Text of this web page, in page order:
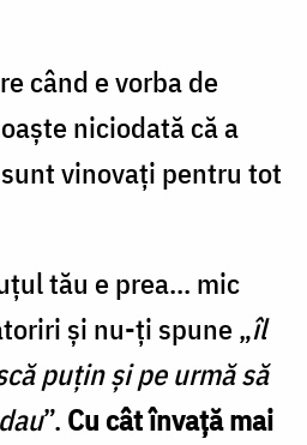
când e vorba de
niciodată că a
vinovaţi pentru tot
tău e prea... mic
şi nu-ţi spune „îl
puţin şi pe urmă să
”. Cu cât învață mai